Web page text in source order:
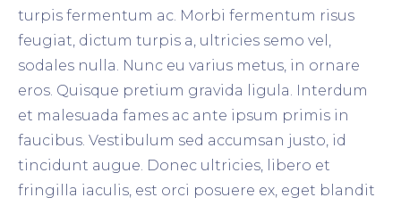
turpis fermentum ac. Morbi fermentum risus
feugiat, dictum turpis a, ultricies semo vel,
sodales nulla. Nunc eu varius metus, in ornare
eros. Quisque pretium gravida ligula. Interdum
et malesuada fames ac ante ipsum primis in
faucibus. Vestibulum sed accumsan justo, id
tincidunt augue. Donec ultricies, libero et
fringilla iaculis, est orci posuere ex, eget blandit